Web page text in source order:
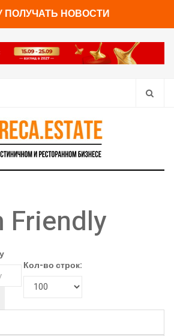
ПОЛУЧАТЬ НОВОСТИ
Friendly
Кол-во строк: